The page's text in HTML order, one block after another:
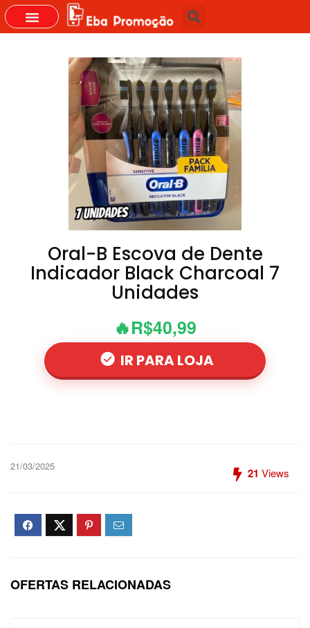
Oral-B Escova de Dente
Indicador Black Charcoal 7
Unidades
🔥R$40,99
IR PARA LOJA
21/03/2025 21 Views
OFERTAS RELACIONADAS